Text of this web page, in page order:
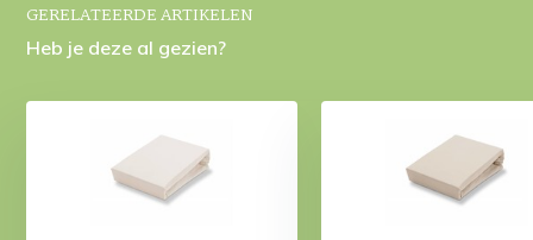
GERELATEERDE ARTIKELEN
Heb je deze al gezien?